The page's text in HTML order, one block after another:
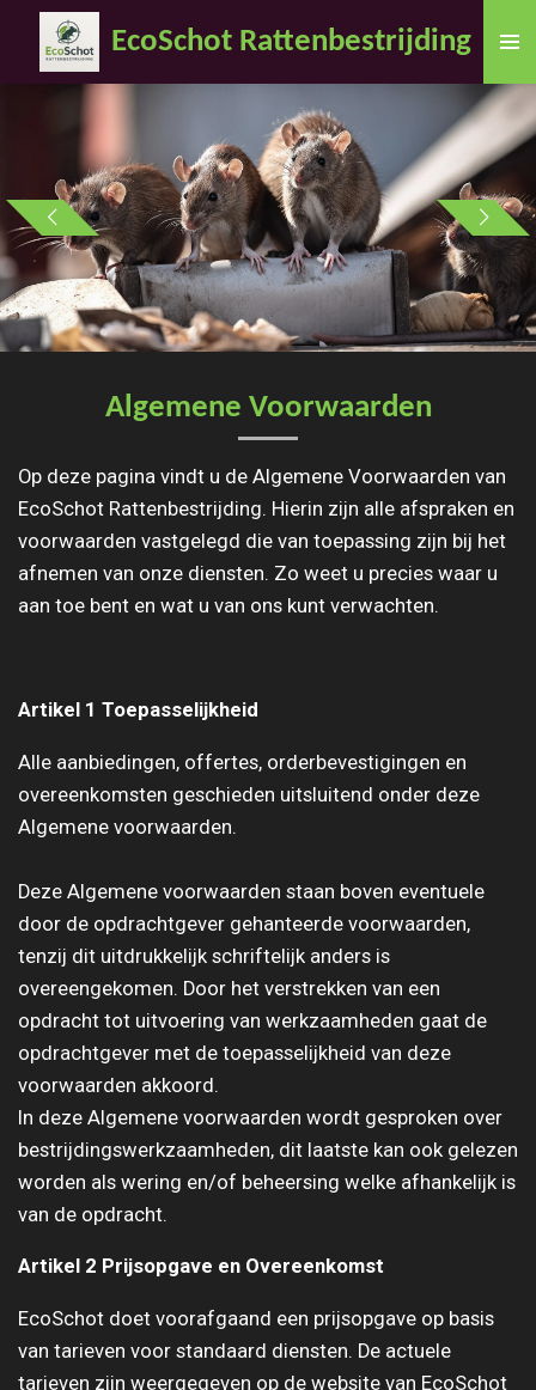
direct
hoofdinhoud
EcoSchot Rattenbestrijding
Algemene Voorwaarden
Op deze pagina vindt u de Algemene Voorwaarden van
EcoSchot Rattenbestrijding. Hierin zijn alle afspraken en
voorwaarden vastgelegd die van toepassing zijn bij het
afnemen van onze diensten. Zo weet u precies waar u
aan toe bent en wat u van ons kunt verwachten.
Artikel 1 Toepasselijkheid
Alle aanbiedingen, offertes, orderbevestigingen en
overeenkomsten geschieden uitsluitend onder deze
Algemene voorwaarden.
Deze Algemene voorwaarden staan boven eventuele
door de opdrachtgever gehanteerde voorwaarden,
tenzij dit uitdrukkelijk schriftelijk anders is
overeengekomen. Door het verstrekken van een
opdracht tot uitvoering van werkzaamheden gaat de
opdrachtgever met de toepasselijkheid van deze
voorwaarden akkoord.
In deze Algemene voorwaarden wordt gesproken over
bestrijdingswerkzaamheden, dit laatste kan ook gelezen
worden als wering en/of beheersing welke afhankelijk is
van de opdracht.
Artikel 2 Prijsopgave en Overeenkomst
EcoSchot doet voorafgaand een prijsopgave op basis
van tarieven voor standaard diensten. De actuele
tarieven zijn weergegeven op de website van EcoSchot